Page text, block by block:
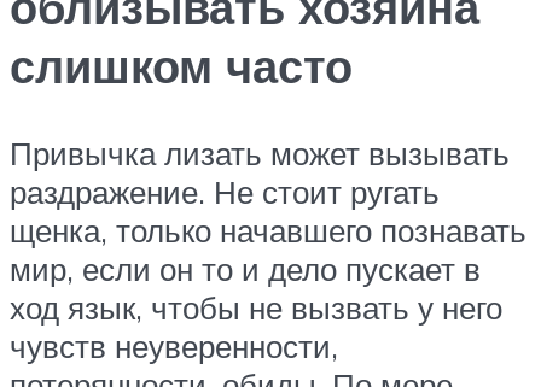
слишком часто
Привычка лизать может вызывать
раздражение. Не стоит ругать
щенка, только начавшего познавать
мир, если он то и дело пускает в
ход язык, чтобы не вызвать у него
чувств неуверенности,